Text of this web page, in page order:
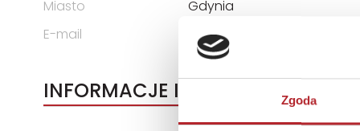
Zgoda
Miasto
Gdynia
E-mail
trefl@trefl.com
INFORMACJE I OSTRZEŻENIA